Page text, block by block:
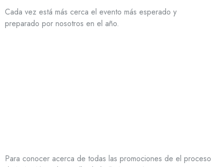
Cada vez está más cerca el evento más esperado y
preparado por nosotros en el año.
Para conocer acerca de todas las promociones de el proceso